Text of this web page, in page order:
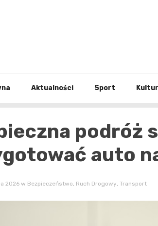
Aktualności Sport
podróż
auto
2026 w Bezpieczeństwo, Ruch Drogowy, Transport